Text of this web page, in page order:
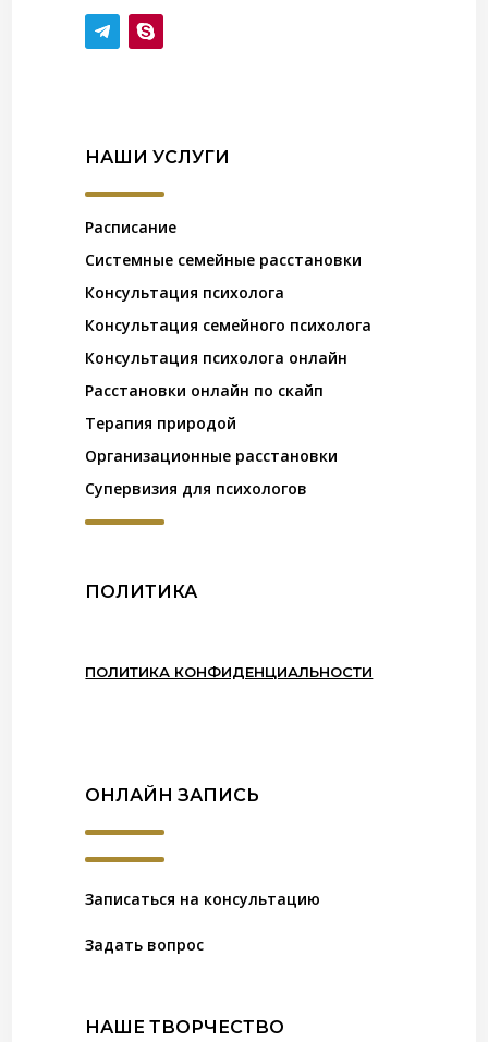
НАШИ УСЛУГИ
Расписание
Системные семейные расстановки
Консультация психолога
Консультация семейного психолога
Консультация психолога онлайн
Расстановки онлайн по скайп
Терапия природой
Организационные расстановки
Супервизия для психологов
ПОЛИТИКА
ПОЛИТИКА КОНФИДЕНЦИАЛЬНОСТИ
ОНЛАЙН ЗАПИСЬ
Записаться на консультацию
Задать вопрос
НАШЕ ТВОРЧЕСТВО